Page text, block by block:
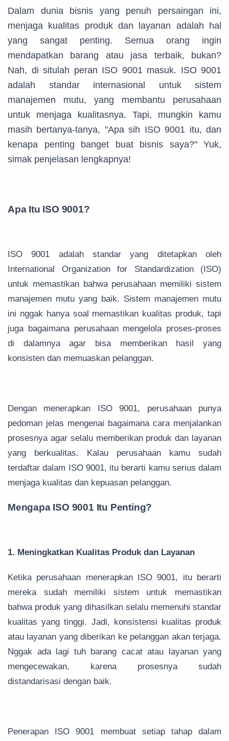
Dalam dunia bisnis yang penuh persaingan ini,
menjaga kualitas produk dan layanan adalah hal
yang sangat penting. Semua orang ingin
mendapatkan barang atau jasa terbaik, bukan?
Nah, di situlah peran ISO 9001 masuk. ISO 9001
adalah standar internasional untuk sistem
manajemen mutu, yang membantu perusahaan
untuk menjaga kualitasnya. Tapi, mungkin kamu
masih bertanya-tanya, "Apa sih ISO 9001 itu, dan
kenapa penting banget buat bisnis saya?" Yuk,
simak penjelasan lengkapnya!
Apa Itu ISO 9001?
ISO 9001 adalah standar yang ditetapkan oleh
International Organization for Standardization (ISO)
untuk memastikan bahwa perusahaan memiliki sistem
manajemen mutu yang baik. Sistem manajemen mutu
ini nggak hanya soal memastikan kualitas produk, tapi
juga bagaimana perusahaan mengelola proses-proses
di dalamnya agar bisa memberikan hasil yang
konsisten dan memuaskan pelanggan.
Dengan menerapkan ISO 9001, perusahaan punya
pedoman jelas mengenai bagaimana cara menjalankan
prosesnya agar selalu memberikan produk dan layanan
yang berkualitas. Kalau perusahaan kamu sudah
terdaftar dalam ISO 9001, itu berarti kamu serius dalam
menjaga kualitas dan kepuasan pelanggan.
Mengapa ISO 9001 Itu Penting?
1. Meningkatkan Kualitas Produk dan Layanan
Ketika perusahaan menerapkan ISO 9001, itu berarti
mereka sudah memiliki sistem untuk memastikan
bahwa produk yang dihasilkan selalu memenuhi standar
kualitas yang tinggi. Jadi, konsistensi kualitas produk
atau layanan yang diberikan ke pelanggan akan terjaga.
Nggak ada lagi tuh barang cacat atau layanan yang
mengecewakan, karena prosesnya sudah
distandarisasi dengan baik.
Penerapan ISO 9001 membuat setiap tahap dalam